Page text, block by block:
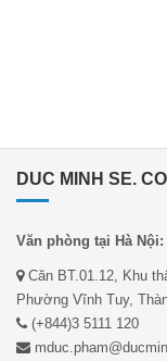
DUC MINH SE.
Văn phòng tại Hà Nội:
Căn BT.01.12, Khu
Phường Vĩnh Tuy,
(+844)3 5111 120